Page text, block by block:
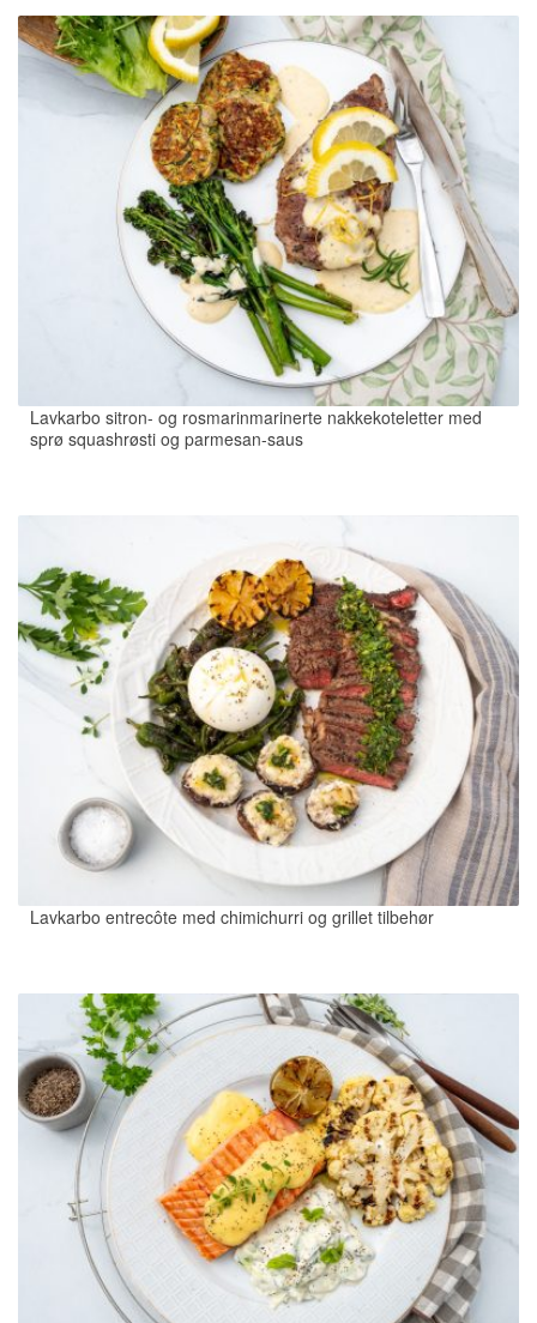
Lavkarbo sitron- og rosmarinmarinerte nakkekoteletter med
sprø squashrøsti og parmesan-saus
Lavkarbo entrecôte med chimichurri og grillet tilbehør